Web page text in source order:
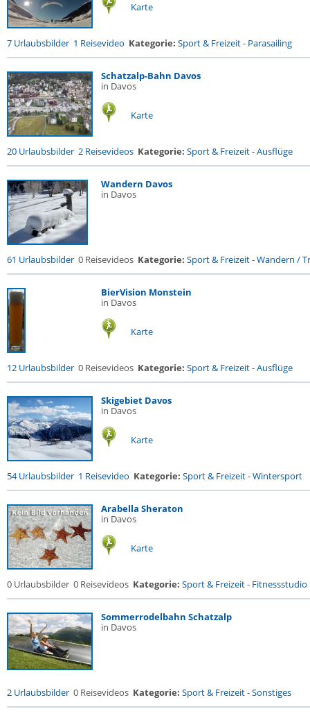
Karte
7 Urlaubsbilder 1 Reisevideo Kategorie: Sport & Freizeit- Parasailing
Schatzalp-Bahn Davos
in Davos
Karte
20 Urlaubsbilder 2 Reisevideos Kategorie: Sport & Freizeit-Ausflüge
Wandern Davos
in Davos
61 Urlaubsbilder 0 Reisevideos Kategorie: Sport & Freizeit-Wandern /
BierVision Monstein
in Davos
Karte
12 Urlaubsbilder 0 Reisevideos Kategorie: Sport & Freizeit-Ausflüge
Skigebiet Davos
in Davos
Karte
54 Urlaubsbilder 1 Reisevideo Kategorie: Sport & Freizeit-Wintersport
Arabella Sheraton
in Davos
Karte
0 Urlaubsbilder 0 Reisevideos Kategorie: Sport & Freizeit- Fitnessstudio
Sommerrodelbahn Schatzalp
in Davos
2 Urlaubsbilder 0 Reisevideos Kategorie: Sport & Freizeit-Sonstiges